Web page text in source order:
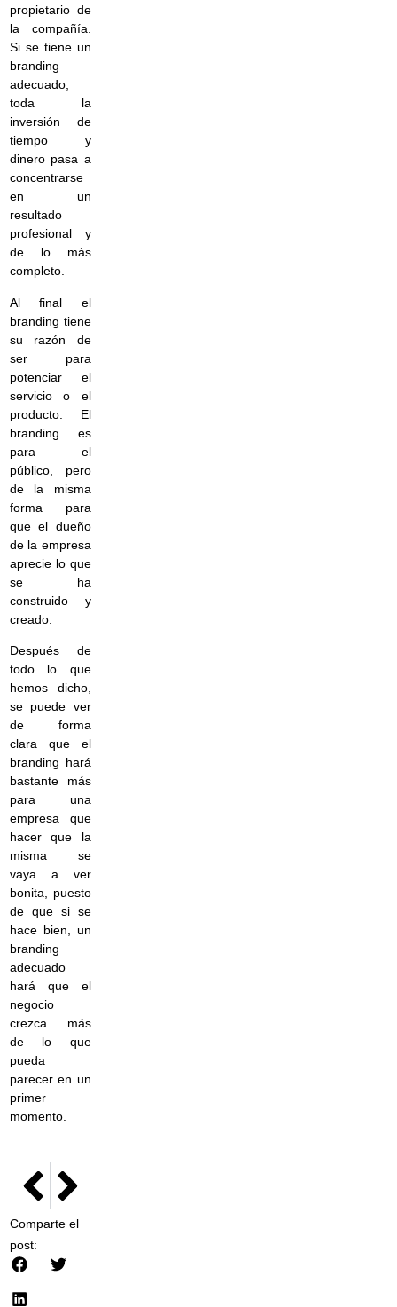
propietario de
la compañía.
Si se tiene un
branding
adecuado,
toda la
inversión de
tiempo y
dinero pasa a
concentrarse
en un
resultado
profesional y
de lo más
completo.
Al final el
branding tiene
su razón de
ser para
potenciar el
servicio o el
producto. El
branding es
para el
público, pero
de la misma
forma para
que el dueño
de la empresa
aprecie lo que
se ha
construido y
creado.
Después de
todo lo que
hemos dicho,
se puede ver
de forma
clara que el
branding hará
bastante más
para una
empresa que
hacer que la
misma se
vaya a ver
bonita, puesto
de que si se
hace bien, un
branding
adecuado
hará que el
negocio
crezca más
de lo que
pueda
parecer en un
primer
momento.
PREVIOUS
Consejos para hacer enoturismo
NEXT
Las diferentes formas que tenemos para imprimir en
Comparte el
post: